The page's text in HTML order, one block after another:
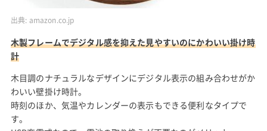
出典: amazon.co.jp
木製フレームでデジタル感を抑えた見やすいのにかわいい掛け時
計
木目調のナチュラルなデザインにデジタル表示の組み合わせがか
わいい壁掛け時計。
時刻のほか、気温やカレンダーの表示もできる便利なタイプで
す。